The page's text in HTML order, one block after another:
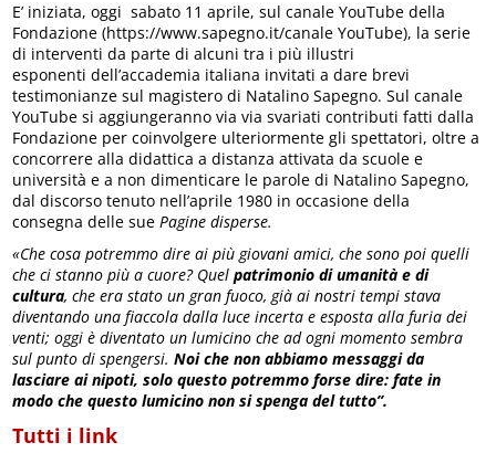
E’ iniziata, oggi sabato 11 aprile, sul canale YouTube della
Fondazione (https://www.sapegno.it/canale YouTube), la serie
di interventi da parte di alcuni tra i più illustri
esponenti dell’accademia italiana invitati a dare brevi
testimonianze sul magistero di Natalino Sapegno. Sul canale
YouTube si aggiungeranno via via svariati contributi fatti dalla
Fondazione per coinvolgere ulteriormente gli spettatori, oltre a
concorrere alla didattica a distanza attivata da scuole e
università e a non dimenticare le parole di Natalino Sapegno,
dal discorso tenuto nell’aprile 1980 in occasione della
consegna delle suePagine disperse.
«Che cosa potremmo dire ai più giovani amici, che sono poi quelli
che ci stanno più a cuore? Quelpatrimonio di umanità e di
cultura, che era stato un gran fuoco, già ai nostri tempi stava
diventando una fiaccola dalla luce incerta e esposta alla furia dei
venti; oggi è diventato un lumicino che ad ogni momento sembra
sul punto di spengersi.Noi che non abbiamo messaggi da
lasciare ai nipoti, solo questo potremmo forse dire: fate in
modo che questo lumicino non si spenga del tutto”.
Tutti i link